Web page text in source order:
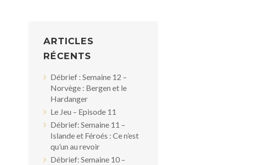
ARTICLES
RÉCENTS
Débrief : Semaine 12 –
Norvège : Bergen et le
Hardanger
Le Jeu – Episode 11
Débrief: Semaine 11 –
Islande et Féroés : Ce n’est
qu’un au revoir
Débrief: Semaine 10 –